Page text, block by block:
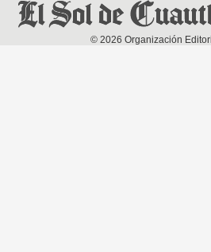
© 2026 Organización